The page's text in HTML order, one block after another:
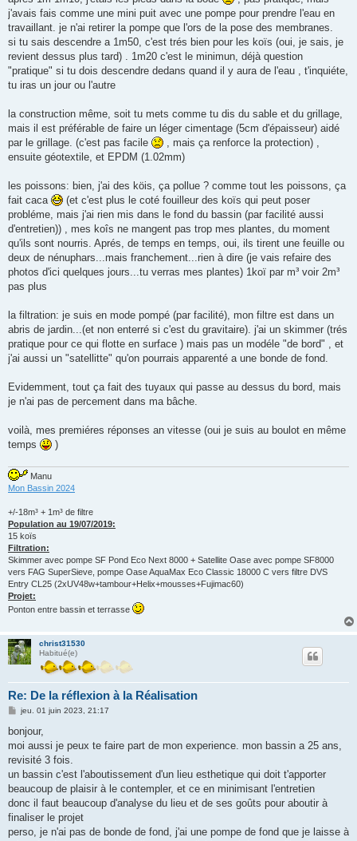
j'avais fais comme une mini puit avec une pompe pour prendre l'eau en
travaillant. je n'ai retirer la pompe que l'ors de la pose des membranes.
si tu sais descendre a 1m50, c'est trés bien pour les koïs (oui, je sais, je
revient dessus plus tard) . 1m20 c'est le minimun, déjà question
"pratique" si tu dois descendre dedans quand il y aura de l'eau , t'inquiéte,
tu iras un jour ou l'autre
la construction même, soit tu mets comme tu dis du sable et du grillage,
mais il est préférable de faire un léger cimentage (5cm d'épaisseur) aidé
par le grillage. (c'est pas facile
, mais ça renforce la protection) ,
ensuite géotextile, et EPDM (1.02mm)
les poissons: bien, j'ai des köis, ça pollue ? comme tout les poissons, ça
fait caca
(et c'est plus le coté fouilleur des koïs qui peut poser
probléme, mais j'ai rien mis dans le fond du bassin (par facilité aussi
d'entretien)) , mes koîs ne mangent pas trop mes plantes, du moment
qu'ils sont nourris. Aprés, de temps en temps, oui, ils tirent une feuille ou
deux de nénuphars...mais franchement...rien à dire (je vais refaire des
photos d'ici quelques jours...tu verras mes plantes) 1koï par m³ voir 2m³
pas plus
la filtration: je suis en mode pompé (par facilité), mon filtre est dans un
abris de jardin...(et non enterré si c'est du gravitaire). j'ai un skimmer (trés
pratique pour ce qui flotte en surface ) mais pas un modéle "de bord" , et
j'ai aussi un "satellitte" qu'on pourrais apparenté a une bonde de fond.
Evidemment, tout ça fait des tuyaux qui passe au dessus du bord, mais
je n'ai pas de percement dans ma bâche.
voilà, mes premiéres réponses an vitesse (oui je suis au boulot en même
temps
)
Manu
Mon Bassin 2024
+/-18m³ + 1m³ de filtre
Population au 19/07/2019:
15 koïs
Filtration:
Skimmer avec pompe SF Pond Eco Next 8000 + Satellite Oase avec pompe SF8000
vers FAG SuperSieve, pompe Oase AquaMax Eco Classic 18000 C vers filtre DVS
Entry CL25 (2xUV48w+tambour+Helix+mousses+Fujimac60)
Projet:
Ponton entre bassin et terrasse
christ31530
Habitué(e)
Re: De la réflexion à la Réalisation
M
s
a
g
jeu. 01 juin 2023, 21:17
bonjour,
moi aussi je peux te faire part de mon experience. mon bassin a 25 ans,
revisité 3 fois.
un bassin c'est l'aboutissement d'un lieu esthetique qui doit t'apporter
beaucoup de plaisir à le contempler, et ce en minimisant l'entretien
donc il faut beaucoup d'analyse du lieu et de ses goûts pour aboutir à
finaliser le projet
perso, je n'ai pas de bonde de fond, j'ai une pompe de fond que je laisse à